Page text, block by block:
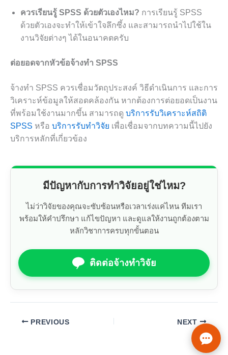
ควรเรียนรู้ SPSS ด้วยตัวเองไหม? การเรียนรู้ SPSS
ด้วยตัวเองจะทำให้เข้าใจลึกซึ้ง และสามารถนำไปใช้ใน
งานวิจัยต่างๆ ได้ในอนาคตครับ
ต่อยอดจากหัวข้อจ้างทำ SPSS
จ้างทำ SPSS ควรเชื่อมวัตถุประสงค์ วิธีดำเนินการ และการ
วิเคราะห์ข้อมูลให้สอดคล้องกัน หากต้องการต่อยอดเป็นงาน
ที่พร้อมใช้งานมากขึ้น สามารถดู บริการรับวิเคราะห์สถิติ
SPSS หรือ บริการรับทำวิจัย เพื่อเชื่อมจากบทความนี้ไปยัง
บริการหลักที่เกี่ยวข้อง
มีปัญหากับการทำวิจัยอยู่ใช่ไหม?
ไม่ว่าวิจัยของคุณจะซับซ้อนหรือเวลาเร่งแค่ไหน ทีมเรา
พร้อมให้คำปรึกษา แก้ไขปัญหา และดูแลให้งานถูกต้องตาม
หลักวิชาการครบทุกขั้นตอน
ติดต่อจ้างทำวิจัย
PREVIOUS NEXT